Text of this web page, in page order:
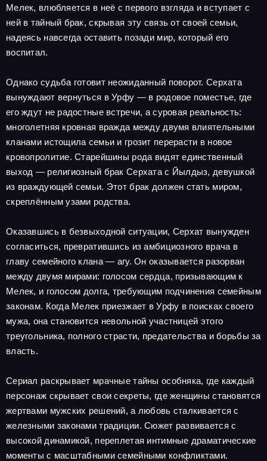
Мелек, влюбляется в неё с первого взгляда и вступает с
ней в тайный брак, скрывая эту связь от своей семьи,
надеясь навсегда оставить позади мир, который его
воспитал.
Однако судьба готовит неожиданный поворот. Серхата
вынуждают вернуться в Урфу — в родовое поместье, где
его ждут не радостные встречи, а суровая реальность:
многолетняя кровная вражда между двумя влиятельными
кланами истощила семьи и грозит перерасти в новое
кровопролитие. Старейшины рода видят единственный
выход — религиозный брак Серхата с Йылдыз, девушкой
из враждующей семьи. Этот брак должен стать миром,
скреплённым узами родства.
Оказавшись в безвыходной ситуации, Серхат вынужден
согласиться, превратившись из амбициозного врача в
главу семейного клана — агу. Он оказывается разорван
между двумя мирами: голосом сердца, призывающим к
Мелек, и голосом долга, требующим подчинения семейным
законам. Когда Мелек приезжает в Урфу в поисках своего
мужа, она становится невольной участницей этого
треугольника, полного страсти, предательства и борьбы за
власть.
Сериал раскрывает мрачные тайны особняка, где каждый
персонаж скрывает свои секреты, где женщины становятся
жертвами мужских решений, а любовь сталкивается с
железными законами традиции. Сюжет развивается с
высокой динамикой, переплетая интимные драматические
моменты с масштабными семейными конфликтами.